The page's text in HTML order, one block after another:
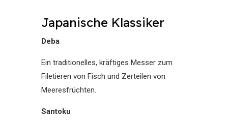
Japanische Klassiker
Deba
Ein traditionelles, kräftiges Messer zum
Filetieren von Fisch und Zerteilen von
Meeresfrüchten.
Santoku